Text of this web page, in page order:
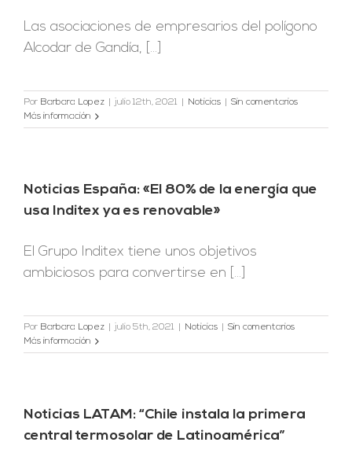
Las asociaciones de empresarios del polígono
Alcodar de Gandía, [...]
Por Barbara Lopez julio 12th, 2021 Noticias
Sin comentarios
Más información
Noticias España: «El 80% de la energía que
usa Inditex ya es renovable»
El Grupo Inditex tiene unos objetivos
ambiciosos para convertirse en [...]
Por Barbara Lopez julio 5th, 2021 Noticias
Sin comentarios
Más información
Noticias LATAM: “Chile instala la primera
central termosolar de Latinoamérica”